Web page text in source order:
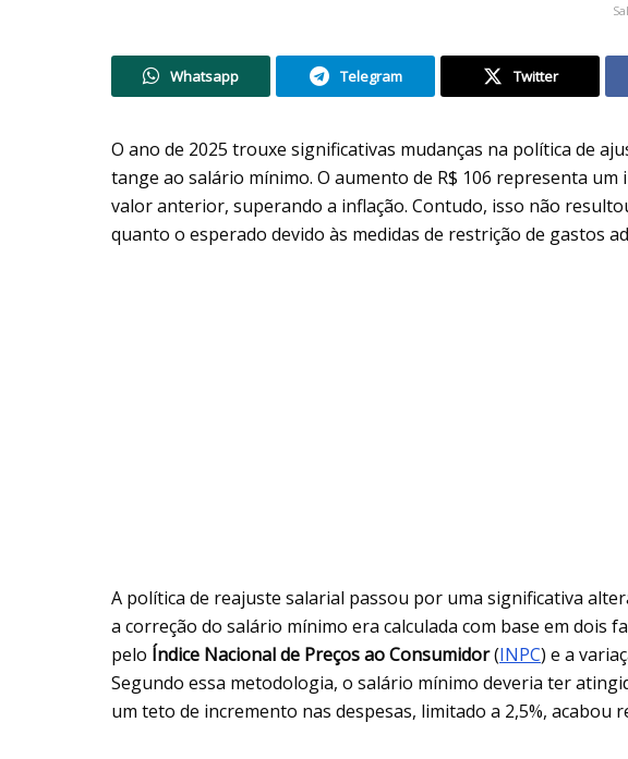
Whatsapp Telegram Twitter
O ano de 2025 trouxe significativas mudanças na política de
tange ao salário mínimo. O aumento de R$ 106 representa um
valor anterior, superando a inflação. Contudo, isso não
quanto o esperado devido às medidas de restrição de gastos
A política de reajuste salarial passou por uma significativa
a correção do salário mínimo era calculada com base em dois
pelo Índice Nacional de Preços ao Consumidor(INPC) e a
Segundo essa metodologia, o salário mínimo deveria ter
um teto de incremento nas despesas, limitado a 2,5%,